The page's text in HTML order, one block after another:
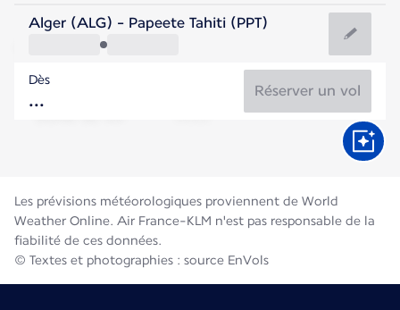
Polynésie Française
Polynésie Française
Durée du vol
Alger (ALG) - Papeete Tahiti (PPT)
Dès
Réserver un vol
Les prévisions météorologiques proviennent de World
Weather Online. Air France-KLM n'est pas responsable de la
fiabilité de ces données.
© Textes et photographies : source EnVols